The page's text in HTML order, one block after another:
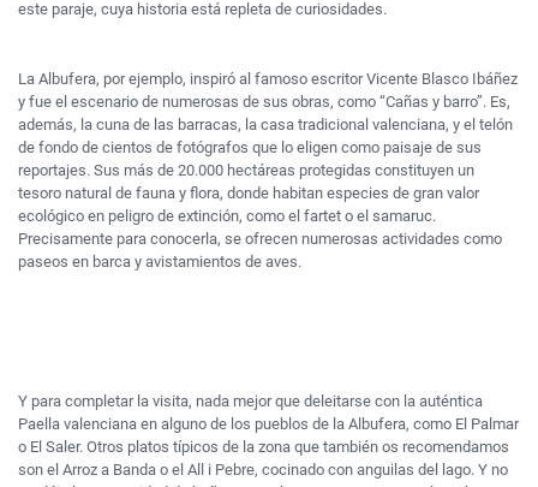
este paraje, cuya historia está repleta de curiosidades.
La Albufera, por ejemplo, inspiró al famoso escritor Vicente Blasco Ibáñez
y fue el escenario de numerosas de sus obras, como “Cañas y barro”. Es,
además, la cuna de las barracas, la casa tradicional valenciana, y el telón
de fondo de cientos de fotógrafos que lo eligen como paisaje de sus
reportajes. Sus más de 20.000 hectáreas protegidas constituyen un
tesoro natural de fauna y flora, donde habitan especies de gran valor
ecológico en peligro de extinción, como el fartet o el samaruc.
Precisamente para conocerla, se ofrecen numerosas actividades como
paseos en barca y avistamientos de aves.
Y para completar la visita, nada mejor que deleitarse con la auténtica
Paella valenciana en alguno de los pueblos de la Albufera, como El Palmar
o El Saler. Otros platos típicos de la zona que también os recomendamos
son el Arroz a Banda o el All i Pebre, cocinado con anguilas del lago. Y no